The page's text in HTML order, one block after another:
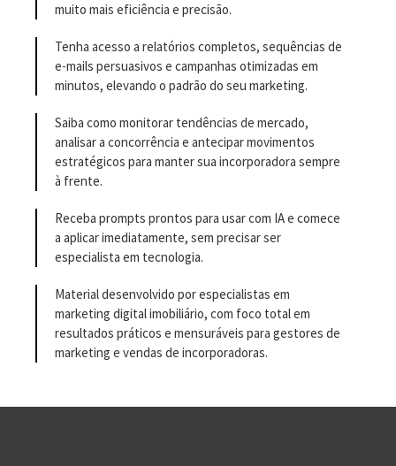
muito mais eficiência e precisão.
Tenha acesso a relatórios completos, sequências de
e-mails persuasivos e campanhas otimizadas em
minutos, elevando o padrão do seu marketing.
Saiba como monitorar tendências de mercado,
analisar a concorrência e antecipar movimentos
estratégicos para manter sua incorporadora sempre
à frente.
Receba prompts prontos para usar com IA e comece
a aplicar imediatamente, sem precisar ser
especialista em tecnologia.
Material desenvolvido por especialistas em
marketing digital imobiliário, com foco total em
resultados práticos e mensuráveis para gestores de
marketing e vendas de incorporadoras.